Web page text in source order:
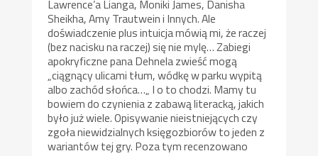
Lawrence’a Lianga, Moniki James, Danisha
Sheikha, Amy Trautwein i Innych. Ale
doświadczenie plus intuicja mówią mi, że raczej
(bez nacisku na raczej) się nie mylę… Zabiegi
apokryficzne pana Dehnela zwieść mogą
„ciągnący ulicami tłum, wódkę w parku wypitą
albo zachód słońca…„ I o to chodzi. Mamy tu
bowiem do czynienia z zabawą literacką, jakich
było już wiele. Opisywanie nieistniejących czy
zgoła niewidzialnych księgozbiorów to jeden z
wariantów tej gry. Poza tym recenzowano